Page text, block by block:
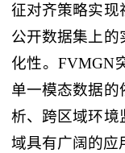
征对齐策略实现
公开数据集上的
化性。FVMGN
单一模态数据的
析、跨区域环境
域具有广阔的应